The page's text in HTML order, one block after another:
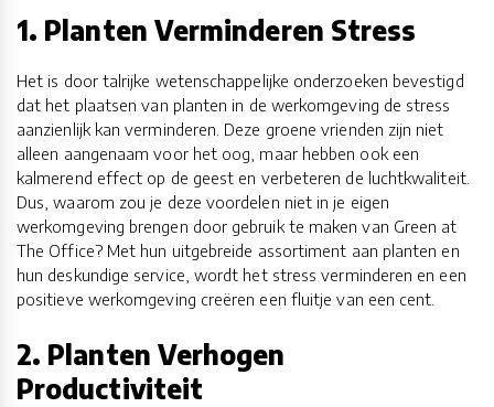
1. Planten Verminderen Stress
Het is door talrijke wetenschappelijke onderzoeken bevestigd
dat het plaatsen van planten in de werkomgeving de stress
aanzienlijk kan verminderen. Deze groene vrienden zijn niet
alleen aangenaam voor het oog, maar hebben ook een
kalmerend effect op de geest en verbeteren de luchtkwaliteit.
Dus, waarom zou je deze voordelen niet in je eigen
werkomgeving brengen door gebruik te maken van Green at
The Office? Met hun uitgebreide assortiment aan planten en
hun deskundige service, wordt het stress verminderen en een
positieve werkomgeving creëren een fluitje van een cent.
2. Planten Verhogen
Productiviteit